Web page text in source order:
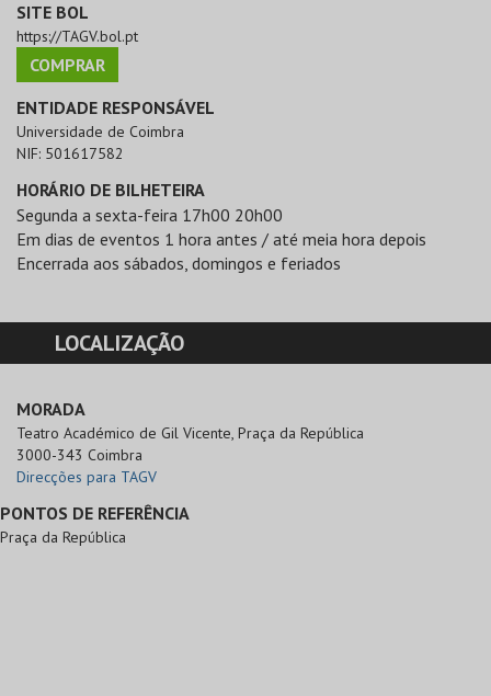
SITE BOL
https://TAGV.bol.pt
COMPRAR
ENTIDADE RESPONSÁVEL
Universidade de Coimbra
NIF: 501617582
HORÁRIO DE BILHETEIRA
Segunda a sexta-feira 17h00 20h00
Em dias de eventos 1 hora antes / até meia hora depois
Encerrada aos sábados, domingos e feriados
LOCALIZAÇÃO
MORADA
Teatro Académico de Gil Vicente, Praça da República
3000-343 Coimbra
Direcções para TAGV
PONTOS DE REFERÊNCIA
Praça da República